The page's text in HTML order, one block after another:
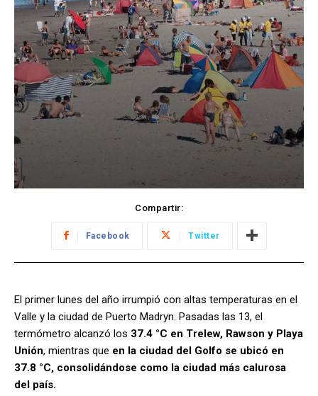
Compartir:
Facebook Twitter
El primer lunes del año irrumpió con altas temperaturas en el
Valle y la ciudad de Puerto Madryn. Pasadas las 13, el
termómetro alcanzó los 37.4 °C en Trelew, Rawson y Playa
Unión, mientras que en la ciudad del Golfo se ubicó en
37.8 °C, consolidándose como la ciudad más calurosa
del país.